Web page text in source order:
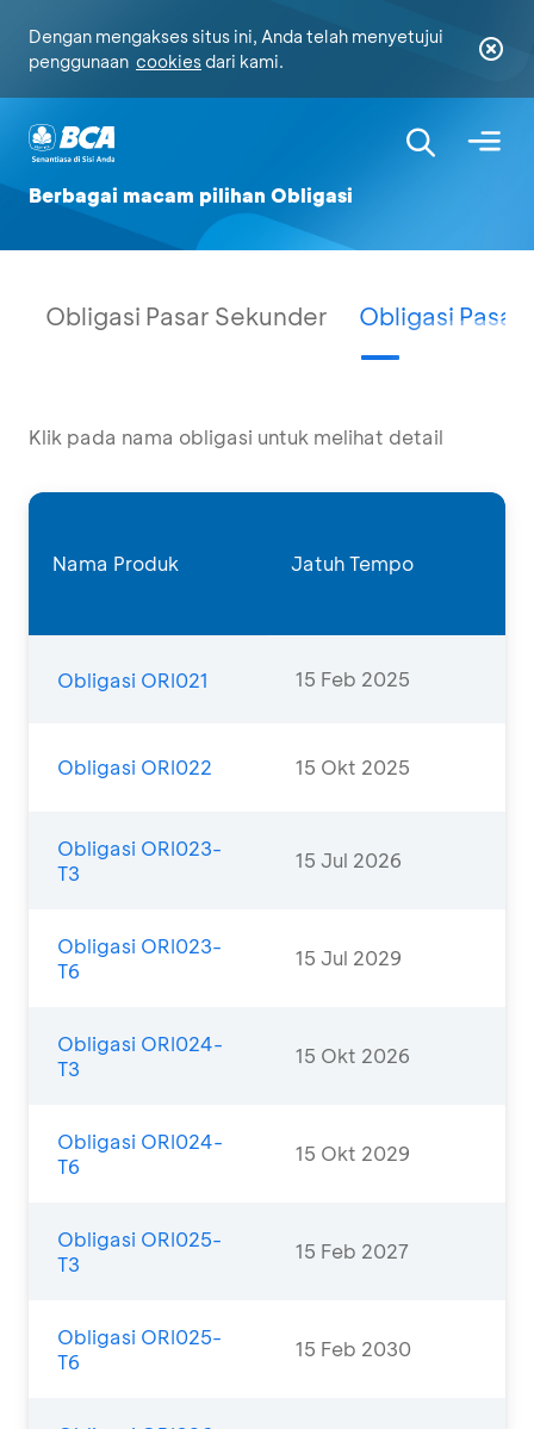
Dengan mengakses situs ini, Anda telah menyetujui
penggunaan cookiesdari kami.
Berbagai macam pilihan Obligasi
Obligasi Pasar Sekunder Obligasi Pasar
Klik pada nama obligasi untuk melihat detail
Nama Produk Jatuh Tempo
Obligasi ORI021 15 Feb 2025
Obligasi ORI022 15 Okt 2025
Obligasi ORI023-
T3
15 Jul 2026
Obligasi ORI023-
T6
15 Jul 2029
Obligasi ORI024-
T3
15 Okt 2026
Obligasi ORI024-
T6
15 Okt 2029
Obligasi ORI025-
T3
15 Feb 2027
Obligasi ORI025-
T6
15 Feb 2030